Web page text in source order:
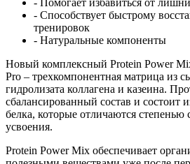
- Способствует быстрому
тренировок
- Натуральные компоненты
Новый комплексный Protein Power
Pro – трехкомпонентная матрица из
гидролизата коллагена и казеина.
сбалансированный состав и состоит
белка, которые отличаются
усвоения.
Protein Power Mix обеспечивает